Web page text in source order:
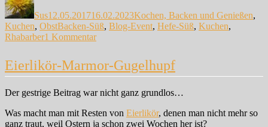
Sus12.05.201716.02.2023Kochen, Backen und Genießen,
Kuchen, ObstSchlagwörter
Backen-Süß, Blog-Event, Hefe-Süß, Kuchen,
Rhabarber1 Kommentarzu
Stuten
Eierlikör-Marmor-Gugelhupf
Der gestrige Beitrag war nicht ganz grundlos…
Was macht man mit Resten von Eierlikör, denen man nicht mehr so
ganz traut, weil Ostern ja schon zwei Wochen her ist?